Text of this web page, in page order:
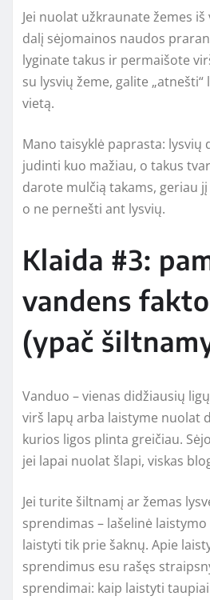
Jei nuolat užkraunate žemes
dalį sėjomainos naudos
lyginate takus ir permaišote
su lysvių žeme, galite
vietą.
Mano taisyklė paprasta: lysvių
judinti kuo mažiau, o takus
darote mulčią takams, geriau
o ne pernešti ant lysvių.
Klaida #3:
vandens
(ypač
Vanduo – vienas didžiausių
virš lapų arba laistyme nuolat
kurios ligos plinta greičiau.
jei lapai nuolat šlapi, viskas
Jei turite šiltnamį ar žemas
sprendimas – lašelinė laistymo
laistyti tik prie šaknų. Apie
sprendimus esu rašęs
sprendimai: kaip laistyti